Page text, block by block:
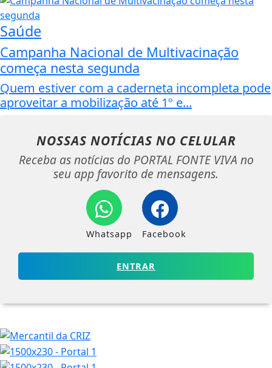
Saúde
Campanha Nacional de Multivacinação
começa nesta segunda
Quem estiver com a caderneta incompleta pode
aproveitar a mobilização até 1º e...
NOSSAS NOTÍCIAS NO CELULAR
Receba as notícias do PORTAL FONTE VIVA no
seu app favorito de mensagens.
Whatsapp Facebook
ENTRAR